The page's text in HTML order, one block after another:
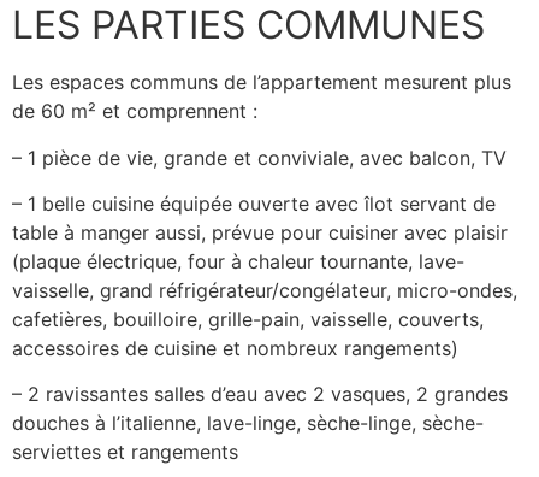
LES PARTIES COMMUNES
Les espaces communs de l’appartement mesurent plus
de 60 m² et comprennent :
– 1 pièce de vie, grande et conviviale, avec balcon, TV
– 1 belle cuisine équipée ouverte avec îlot servant de
table à manger aussi, prévue pour cuisiner avec plaisir
(plaque électrique, four à chaleur tournante, lave-
vaisselle, grand réfrigérateur/congélateur, micro-ondes,
cafetières, bouilloire, grille-pain, vaisselle, couverts,
accessoires de cuisine et nombreux rangements)
– 2 ravissantes salles d’eau avec 2 vasques, 2 grandes
douches à l’italienne, lave-linge, sèche-linge, sèche-
serviettes et rangements